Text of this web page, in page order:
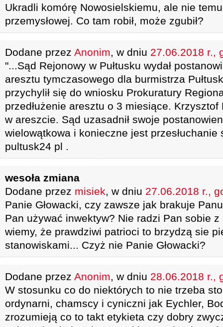
Ukradli komórę Nowosielskiemu, ale nie
przemysłowej. Co tam robił, może zgubił?
Dodane przez Anonim, w dniu 27.06.2018 r.,
"...Sąd Rejonowy w Pułtusku wydał
aresztu tymczasowego dla burmistrza
przychylił się do wniosku Prokuratury
przedłużenie aresztu o 3 miesiące.
w areszcie. Sąd uzasadnił swoje
wielowątkowa i konieczne jest przesłuchanie
pultusk24 pl .
wesoła zmiana
Dodane przez misiek, w dniu 27.06.2018 r.,
Panie Głowacki, czy zawsze jak brakuje
Pan używać inwektyw? Nie radzi Pan sobie
wiemy, że prawdziwi patrioci to brzydzą sie
stanowiskami... Czyż nie Panie Głowacki?
Dodane przez Anonim, w dniu 28.06.2018 r.,
W stosunku co do niektórych to nie trzeba
ordynarni, chamscy i cyniczni jak Eychler,
zrozumieją co to takt etykieta czy dobry